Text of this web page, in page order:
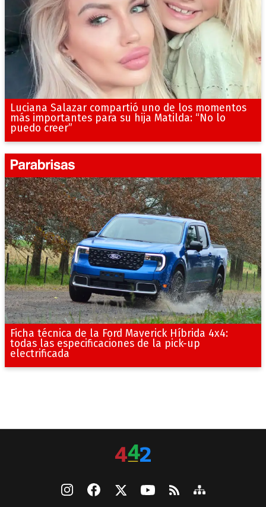
Luciana Salazar compartió uno de los momentos
más importantes para su hija Matilda: “No lo
puedo creer”
Ficha técnica de la Ford Maverick Híbrida 4x4:
todas las especificaciones de la pick-up
electrificada